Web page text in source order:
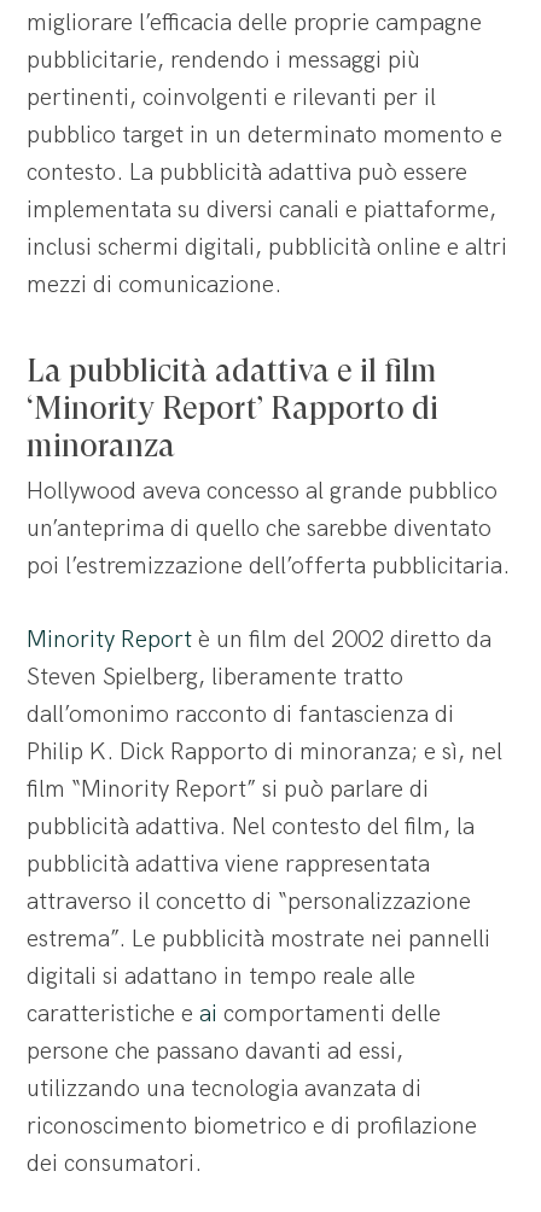
migliorare l’efficacia delle proprie campagne
pubblicitarie, rendendo i messaggi più
pertinenti, coinvolgenti e rilevanti per il
pubblico target in un determinato momento e
contesto. La pubblicità adattiva può essere
implementata su diversi canali e piattaforme,
inclusi schermi digitali, pubblicità online e altri
mezzi di comunicazione.
La pubblicità adattiva e il film
‘Minority Report’ Rapporto di
minoranza
Hollywood aveva concesso al grande pubblico
un’anteprima di quello che sarebbe diventato
poi l’estremizzazione dell’offerta pubblicitaria.
Minority Report è un film del 2002 diretto da
Steven Spielberg, liberamente tratto
dall’omonimo racconto di fantascienza di
Philip K. Dick Rapporto di minoranza; e sì, nel
film “Minority Report” si può parlare di
pubblicità adattiva. Nel contesto del film, la
pubblicità adattiva viene rappresentata
attraverso il concetto di “personalizzazione
estrema”. Le pubblicità mostrate nei pannelli
digitali si adattano in tempo reale alle
caratteristiche eai comportamenti delle
persone che passano davanti ad essi,
utilizzando una tecnologia avanzata di
riconoscimento biometrico e di profilazione
dei consumatori.